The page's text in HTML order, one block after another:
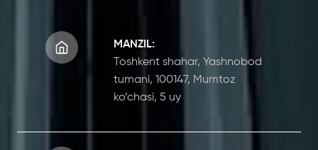
MANZIL:
Toshkent shahar, Yashnobod
tumani, 100147, Mumtoz
ko’chasi, 5 uy